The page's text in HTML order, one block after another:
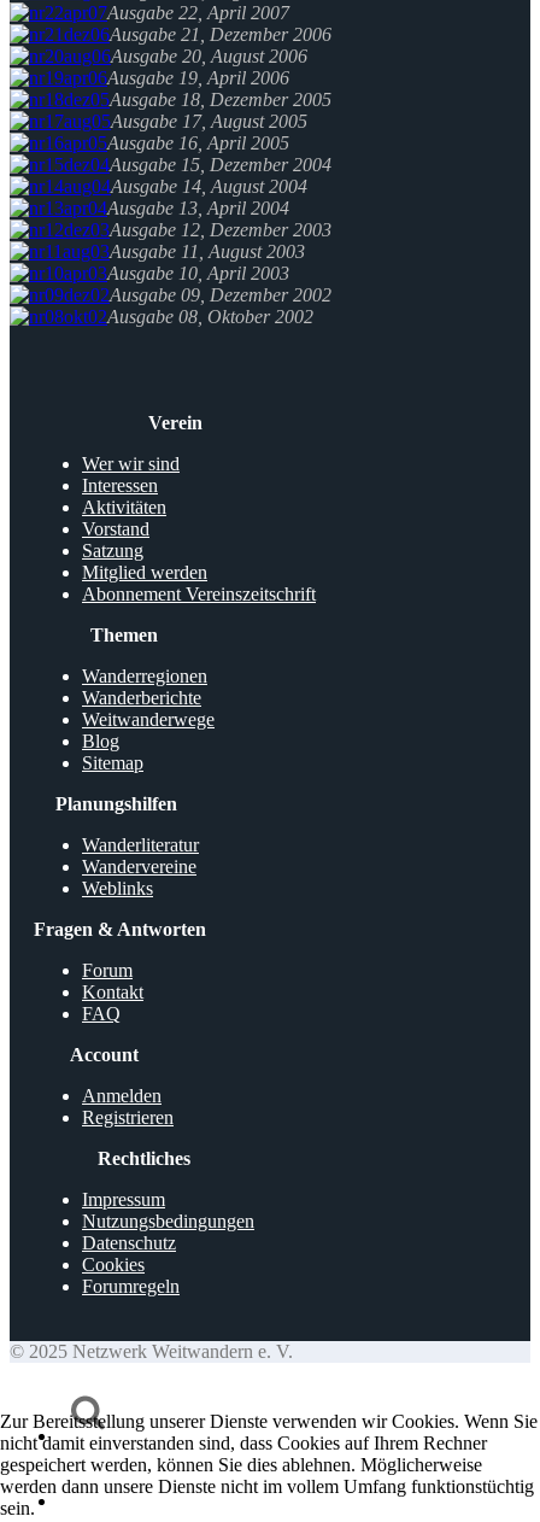
Ausgabe 22, April 2007
Ausgabe 21, Dezember 2006
Ausgabe 20, August 2006
Ausgabe 19, April 2006
Ausgabe 18, Dezember 2005
Ausgabe 17, August 2005
Ausgabe 16, April 2005
Ausgabe 15, Dezember 2004
Ausgabe 14, August 2004
Ausgabe 13, April 2004
Ausgabe 12, Dezember 2003
Ausgabe 11, August 2003
Ausgabe 10, April 2003
Ausgabe 09, Dezember 2002
Ausgabe 08, Oktober 2002
Verein
Wer wir sind
Interessen
Aktivitäten
Vorstand
Satzung
Mitglied werden
Abonnement Vereinszeitschrift
Themen
Wanderregionen
Wanderberichte
Weitwanderwege
Blog
Sitemap
Planungshilfen
Wanderliteratur
Wandervereine
Weblinks
Fragen & Antworten
Forum
Kontakt
FAQ
Account
Anmelden
Registrieren
Rechtliches
Impressum
Nutzungsbedingungen
Datenschutz
Cookies
Forumregeln
© 2025 Netzwerk Weitwandern e. V.
Zur Bereitsstellung unserer Dienste verwenden wir Cookies. Wenn Sie
nicht damit einverstanden sind, dass Cookies auf Ihrem Rechner
gespeichert werden, können Sie dies ablehnen. Möglicherweise
werden dann unsere Dienste nicht im vollem Umfang funktionstüchtig
sein.